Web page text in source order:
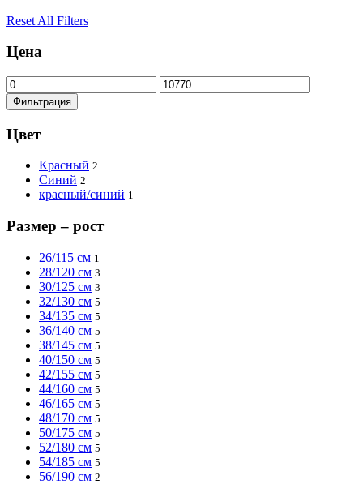
Reset All Filters
Цена
Минимальная
цена
Максимальная
цена
Фильтрация
Цвет
Красный 2
Синий 2
красный/синий 1
Размер – рост
26/115 см 1
28/120 см 3
30/125 см 3
32/130 см 5
34/135 см 5
36/140 см 5
38/145 см 5
40/150 см 5
42/155 см 5
44/160 см 5
46/165 см 5
48/170 см 5
50/175 см 5
52/180 см 5
54/185 см 5
56/190 см 2